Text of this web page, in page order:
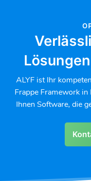
ALYF ist Ihr
Frappe Framework
Ihnen Software, die